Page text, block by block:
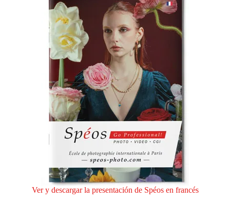
Ver y descargar la presentación de Spéos en francés